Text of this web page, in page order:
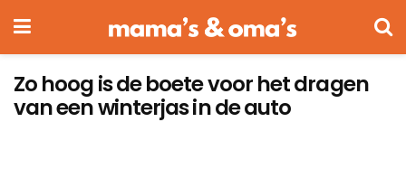
Zo hoog is de boete voor het dragen
van een winterjas in de auto